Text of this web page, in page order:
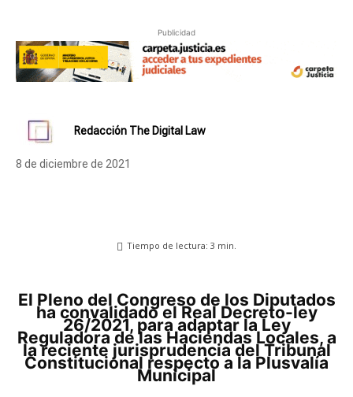
Publicidad
Redacción The Digital Law
8 de diciembre de 2021
Tiempo de lectura: 3 min.
El Pleno del Congreso de los Diputados
ha convalidado el Real Decreto-ley
26/2021, para adaptar la Ley
Reguladora de las Haciendas Locales, a
la reciente jurisprudencia del Tribunal
Constitucional respecto a la Plusvalía
Municipal